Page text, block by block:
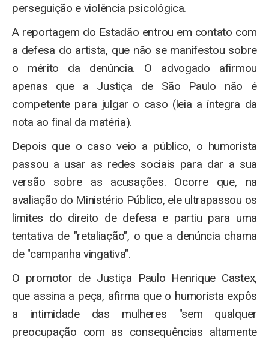
perseguição e violência psicológica.
A reportagem do Estadão entrou em contato com
a defesa do artista, que não se manifestou sobre
o mérito da denúncia. O advogado afirmou
apenas que a Justiça de São Paulo não é
competente para julgar o caso (leia a íntegra da
nota ao final da matéria).
Depois que o caso veio a público, o humorista
passou a usar as redes sociais para dar a sua
versão sobre as acusações. Ocorre que, na
avaliação do Ministério Público, ele ultrapassou os
limites do direito de defesa e partiu para uma
tentativa de "retaliação", o que a denúncia chama
de "campanha vingativa".
O promotor de Justiça Paulo Henrique Castex,
que assina a peça, afirma que o humorista expôs
a intimidade das mulheres "sem qualquer
preocupação com as consequências altamente